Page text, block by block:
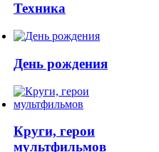
Техника
День рождения
Круги, герои
мультфильмов